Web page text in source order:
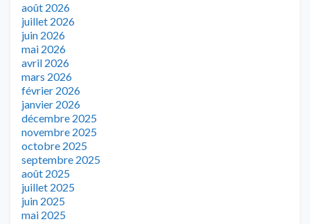
août 2026
juillet 2026
juin 2026
mai 2026
avril 2026
mars 2026
février 2026
janvier 2026
décembre 2025
novembre 2025
octobre 2025
septembre 2025
août 2025
juillet 2025
juin 2025
mai 2025